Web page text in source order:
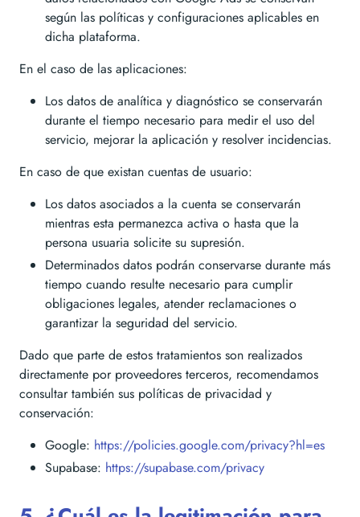
según las políticas y configuraciones aplicables en
dicha plataforma.
En el caso de las aplicaciones:
Los datos de analítica y diagnóstico se conservarán
durante el tiempo necesario para medir el uso del
servicio, mejorar la aplicación y resolver incidencias.
En caso de que existan cuentas de usuario:
Los datos asociados a la cuenta se conservarán
mientras esta permanezca activa o hasta que la
persona usuaria solicite su supresión.
Determinados datos podrán conservarse durante más
tiempo cuando resulte necesario para cumplir
obligaciones legales, atender reclamaciones o
garantizar la seguridad del servicio.
Dado que parte de estos tratamientos son realizados
directamente por proveedores terceros, recomendamos
consultar también sus políticas de privacidad y
conservación:
Google: https://policies.google.com/privacy?hl=es
Supabase: https://supabase.com/privacy